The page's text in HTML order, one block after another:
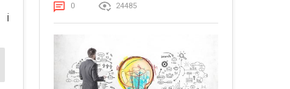
0 24485